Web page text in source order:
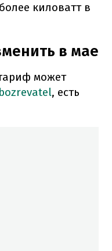
киловатт в
в мае
может
, есть